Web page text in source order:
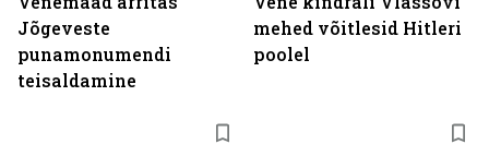
Jõgeveste
punamonumendi
teisaldamine
mehed võitlesid Hitleri
poolel